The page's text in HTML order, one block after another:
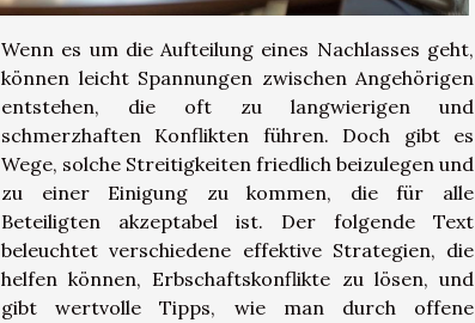
Wenn es um die Aufteilung eines Nachlasses geht,
können leicht Spannungen zwischen Angehörigen
entstehen, die oft zu langwierigen und
schmerzhaften Konflikten führen. Doch gibt es
Wege, solche Streitigkeiten friedlich beizulegen und
zu einer Einigung zu kommen, die für alle
Beteiligten akzeptabel ist. Der folgende Text
beleuchtet verschiedene effektive Strategien, die
helfen können, Erbschaftskonflikte zu lösen, und
gibt wertvolle Tipps, wie man durch offene